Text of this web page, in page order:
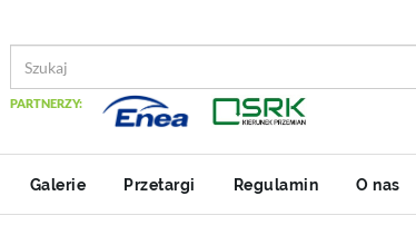
PARTNERZY:
Galerie Przetargi Regulamin O nas